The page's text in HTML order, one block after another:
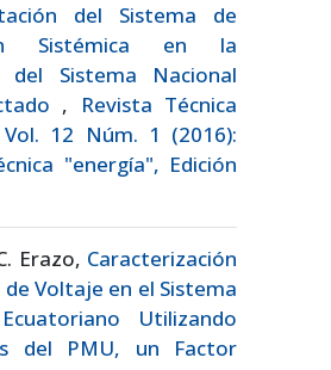
del Sistema de
Sistémica en la
del Sistema Nacional
,
Revista Técnica
12 Núm. 1 (2016):
"energía", Edición
Erazo, Caracterización
de Voltaje en el Sistema
Utilizando
del PMU, un Factor